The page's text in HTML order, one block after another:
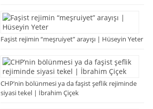
Faşist rejimin “meşruiyet” arayışı | Hüseyin Yeter
CHP’nin bölünmesi ya da faşist şeflik rejiminde
siyasi tekel | İbrahim Çiçek